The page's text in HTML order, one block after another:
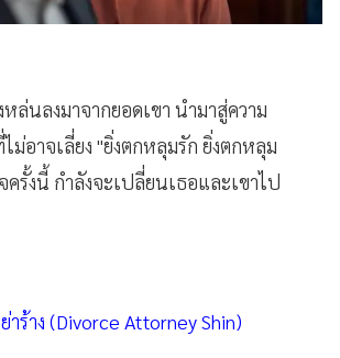
ล่นลงมาจากยอดเขา นำมาสู่ความ
อาจเลี่ยง "ยิ่งตกหลุมรัก ยิ่งตกหลุม
ครั้งนี้ กำลังจะเปลี่ยนเธอและเขาไป
ร้าง (Divorce Attorney Shin)